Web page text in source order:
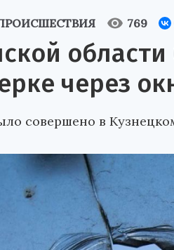
769
через
совершено в